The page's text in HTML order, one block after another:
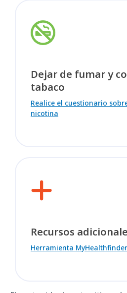
Dejar de fumar y
tabaco
Realice el cuestionario
nicotina
Recursos
Herramienta MyHealthfinder